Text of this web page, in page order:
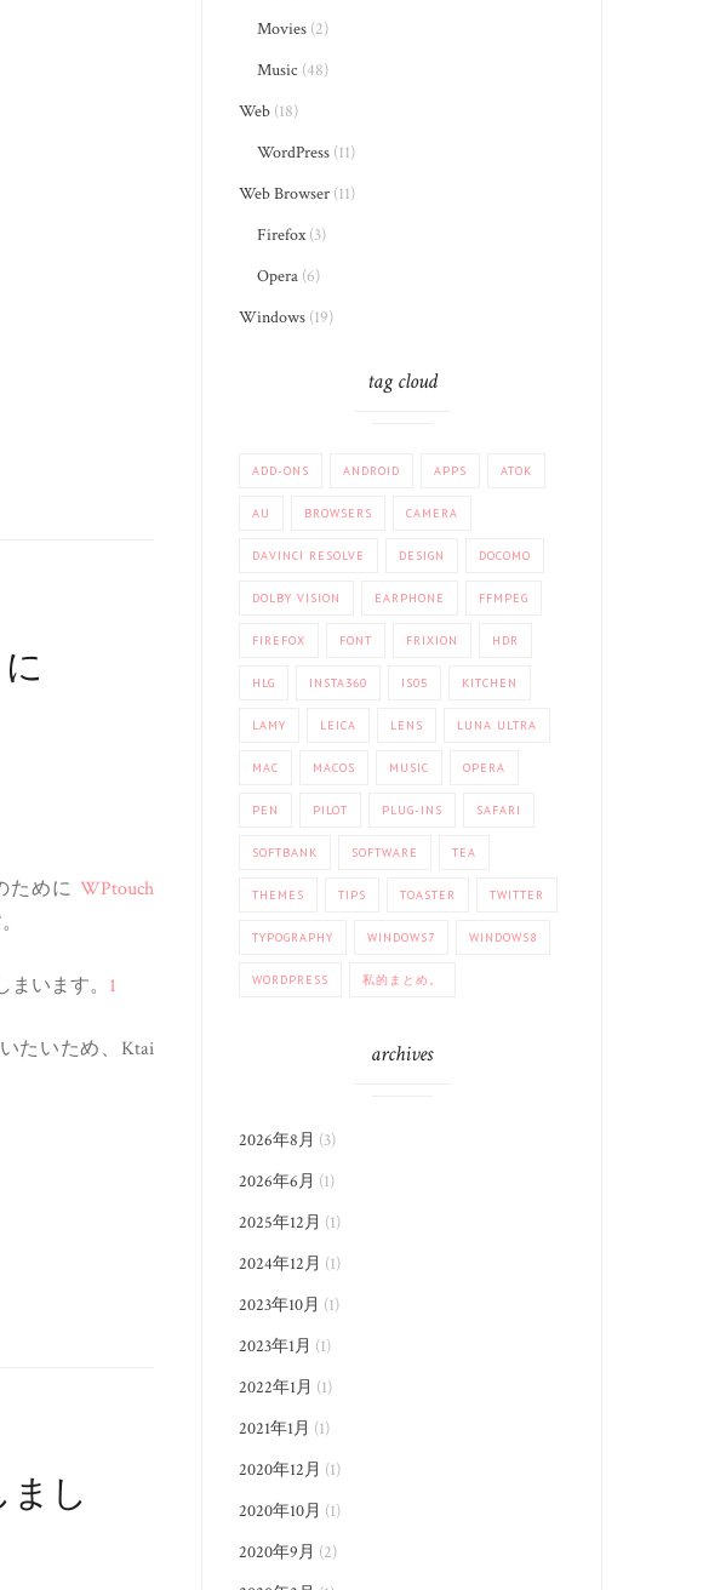
ために WPtouch
います。 1
たいため、Ktai
まし
Movies (2)
Music (48)
Web (18)
WordPress (11)
Web Browser (11)
Firefox(3)
Opera (6)
Windows (19)
tag cloud
ADD-ONS ANDROID APPS ATOK
AU BROWSERS CAMERA
DAVINCI RESOLVE DESIGN DOCOMO
DOLBY VISION EARPHONE FFMPEG
FIREFOX FONT FRIXION HDR
HLG INSTA360 IS05 KITCHEN
LAMY LEICA LENS LUNA ULTRA
MAC MACOS MUSIC OPERA
PEN PILOT PLUG-INS SAFARI
SOFTBANK SOFTWARE TEA
THEMES TIPS TOASTER TWITTER
TYPOGRAPHY WINDOWS7 WINDOWS8
WORDPRESS 私的まとめ。
archives
2026年8月 (3)
2026年6月 (1)
2025年12月 (1)
2024年12月 (1)
2023年10月 (1)
2023年1月 (1)
2022年1月 (1)
2021年1月 (1)
2020年12月 (1)
2020年10月 (1)
2020年9月 (2)